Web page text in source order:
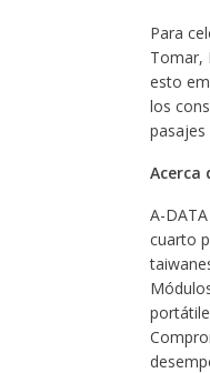
Para
Tomar,
esto
los
Acerca
A-
cuarto